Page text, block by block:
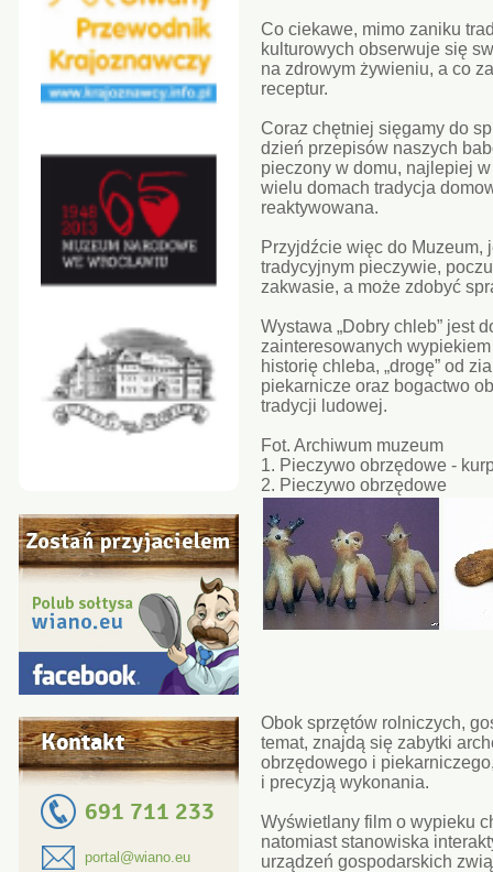
Kontakt
691 711 233
portal@wiano.eu
Co ciekawe, mimo zaniku
kulturowych obserwuje się
na zdrowym żywieniu, a co
receptur.
Coraz chętniej sięgamy do
dzień przepisów naszych
pieczony w domu, najlepiej
wielu domach tradycja
reaktywowana.
Przyjdźcie więc do
tradycyjnym pieczywie,
zakwasie, a może zdobyć
Wystawa „Dobry chleb” jest
zainteresowanych
historię chleba, „drogę” od
piekarnicze oraz bogactwo
tradycji ludowej.
Fot. Archiwum muzeum
1. Pieczywo obrzędowe -
2. Pieczywo obrzędowe
Obok sprzętów rolniczych,
temat, znajdą się zabytki
obrzędowego i
i precyzją wykonania.
Wyświetlany film o wypieku
natomiast stanowiska
urządzeń gospodarskich